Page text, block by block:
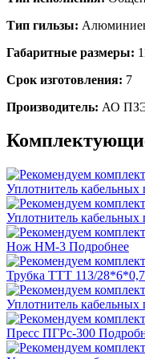
Тип гильзы:
Габаритные размеры:
Срок изготовления: 7
Производитель: АО
Уплотнитель
Уплотнитель
Нож НМ-3 Подробнее
Трубка ТТТ 113/
Уплотнитель
Пресс ПГРс-300